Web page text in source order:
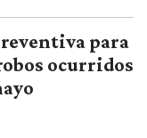
para
ocurridos